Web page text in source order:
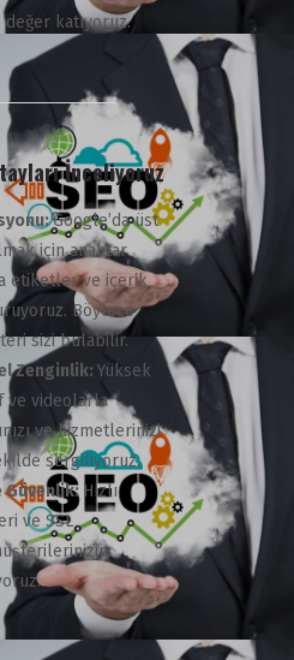
katıyoruz.
İnceliyoruz
Google’da üst
için anahtar
etiketler ve içerik
Böylece
sizi bulabilir.
Zenginlik: Yüksek
ve videolarla
ve hizmetlerinizi
sergiliyoruz.
Güvenlik: Hızlı
ve SSL